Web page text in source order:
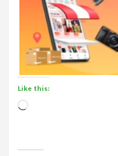
Like this:
Loading…